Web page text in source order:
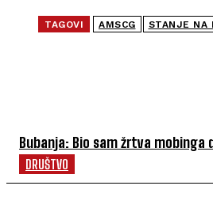
Bubanja: Bio sam žrtva mobinga
DRUŠTVO
TAGOVI AMSCG STANJE NA